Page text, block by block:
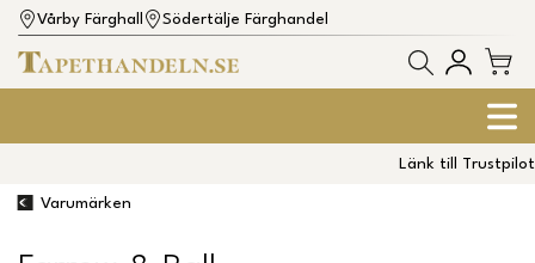
Vårby Färghall Södertälje Färghandel
Länk till Trustpilot
Varumärken